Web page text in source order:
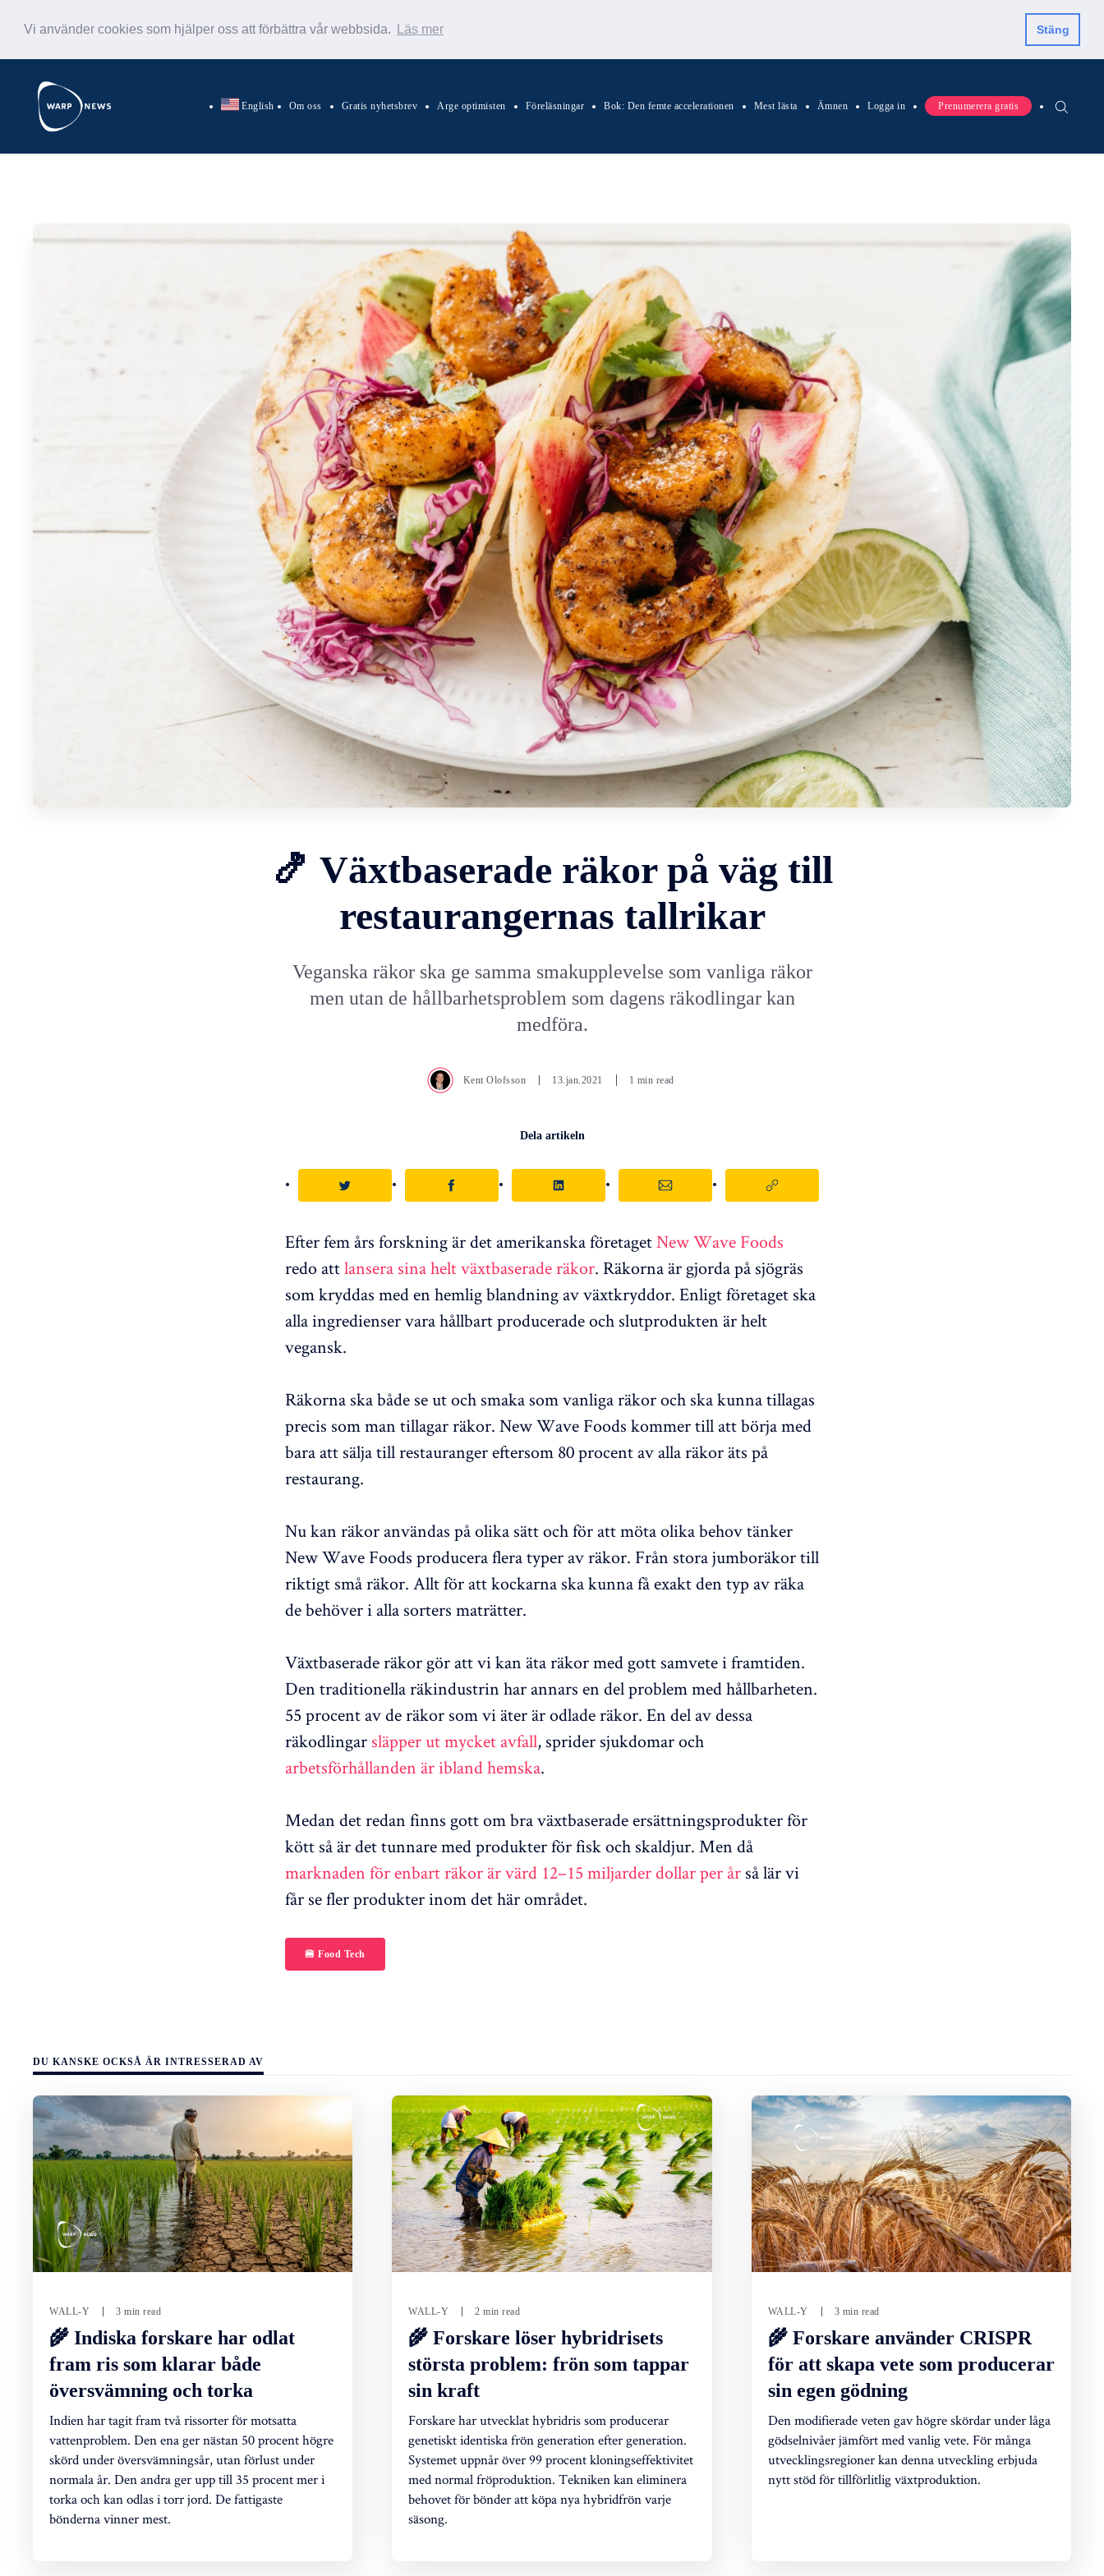
Vi använder cookies som hjälper oss att förbättra vår webbsida. Läs mer Stäng
English Om oss Gratis nyhetsbrev Arge optimisten Föreläsningar Bok: Den femte accelerationen Mest lästa Ämnen Logga in Prenumerera gratis
Sök Warp News
🍤 Växtbaserade räkor på väg till
restaurangernas tallrikar
Veganska räkor ska ge samma smakupplevelse som vanliga räkor
men utan de hållbarhetsproblem som dagens räkodlingar kan
medföra.
Kent Olofsson 13.jan.2021 1 min read
Dela artikeln
Efter fem års forskning är det amerikanska företagetNew Wave Foods
redo attlansera sina helt växtbaserade räkor. Räkorna är gjorda på sjögräs
som kryddas med en hemlig blandning av växtkryddor. Enligt företaget ska
alla ingredienser vara hållbart producerade och slutprodukten är helt
vegansk.
Räkorna ska både se ut och smaka som vanliga räkor och ska kunna tillagas
precis som man tillagar räkor. New Wave Foods kommer till att börja med
bara att sälja till restauranger eftersom 80 procent av alla räkor äts på
restaurang.
Nu kan räkor användas på olika sätt och för att möta olika behov tänker
New Wave Foods producera flera typer av räkor. Från stora jumboräkor till
riktigt små räkor. Allt för att kockarna ska kunna få exakt den typ av räka
de behöver i alla sorters maträtter.
Växtbaserade räkor gör att vi kan äta räkor med gott samvete i framtiden.
Den traditionella räkindustrin har annars en del problem med hållbarheten.
55 procent av de räkor som vi äter är odlade räkor. En del av dessa
räkodlingar släpper ut mycket avfall, sprider sjukdomar och
arbetsförhållanden är ibland hemska.
Medan det redan finns gott om bra växtbaserade ersättningsprodukter för
kött så är det tunnare med produkter för fisk och skaldjur. Men då
marknaden för enbart räkor är värd 12–15 miljarder dollar per år så lär vi
får se fler produkter inom det här området.
🍔 Food Tech
DU KANSKE OCKSÅ ÄR INTRESSERAD AV
WALL-Y 3 min read
🌾 Indiska forskare har odlat
fram ris som klarar både
översvämning och torka
Indien har tagit fram två rissorter för motsatta
vattenproblem. Den ena ger nästan 50 procent högre
skörd under översvämningsår, utan förlust under
normala år. Den andra ger upp till 35 procent mer i
torka och kan odlas i torr jord. De fattigaste
bönderna vinner mest.
WALL-Y 2 min read
🌾 Forskare löser hybridrisets
största problem: frön som tappar
sin kraft
Forskare har utvecklat hybridris som producerar
genetiskt identiska frön generation efter generation.
Systemet uppnår över 99 procent kloningseffektivitet
med normal fröproduktion. Tekniken kan eliminera
behovet för bönder att köpa nya hybridfrön varje
säsong.
WALL-Y 3 min read
🌾 Forskare använder CRISPR
för att skapa vete som producerar
sin egen gödning
Den modifierade veten gav högre skördar under låga
gödselnivåer jämfört med vanlig vete. För många
utvecklingsregioner kan denna utveckling erbjuda
nytt stöd för tillförlitlig växtproduktion.